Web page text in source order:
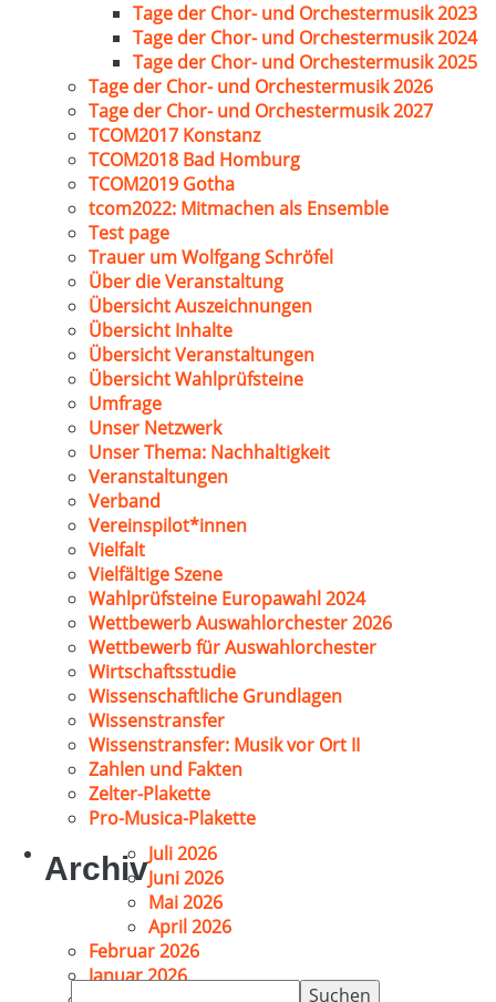
Tage der Chor- und Orchestermusik 2023
Tage der Chor- und Orchestermusik 2024
Tage der Chor- und Orchestermusik 2025
Tage der Chor- und Orchestermusik 2026
Tage der Chor- und Orchestermusik 2027
TCOM2017 Konstanz
TCOM2018 Bad Homburg
TCOM2019 Gotha
tcom2022: Mitmachen als Ensemble
Test page
Trauer um Wolfgang Schröfel
Über die Veranstaltung
Übersicht Auszeichnungen
Übersicht Inhalte
Übersicht Veranstaltungen
Übersicht Wahlprüfsteine
Umfrage
Unser Netzwerk
Unser Thema: Nachhaltigkeit
Veranstaltungen
Verband
Vereinspilot*innen
Vielfalt
Vielfältige Szene
Wahlprüfsteine Europawahl 2024
Wettbewerb Auswahlorchester 2026
Wettbewerb für Auswahlorchester
Wirtschaftsstudie
Wissenschaftliche Grundlagen
Wissenstransfer
Wissenstransfer: Musik vor Ort II
Zahlen und Fakten
Zelter-Plakette
Pro-Musica-Plakette
ArchivJuli 2026
Juni 2026
Mai 2026
April 2026
Februar 2026
Januar 2026